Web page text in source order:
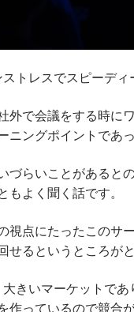
トレスでスピーディ
外で会議をする時に
ングポイントであ
づらいことがあると
もよく聞く話です。
視点にたったこのサ
るというところが
大きいマーケットで
作っているので競合